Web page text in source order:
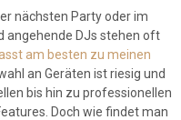
nächsten Party oder im
angehende DJs stehen oft
am besten zu meinen
an Geräten ist riesig und
bis hin zu professionellen
Doch wie findet man